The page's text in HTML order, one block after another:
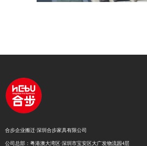
合步企业搬迁·深圳合步家具有限公司
公司总部：粤港澳大湾区·深圳市宝安区大广发物流园4层